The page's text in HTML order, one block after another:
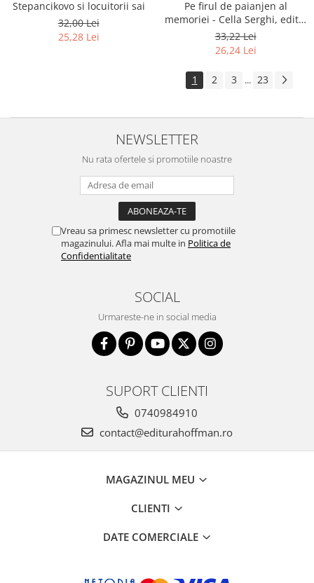
Stepancikovo si locuitorii sai
32,00 Lei
25,28 Lei
Pe firul de paianjen al
memoriei - Cella Serghi, editia
2020
33,22 Lei
26,24 Lei
1 2 3 ... 23
NEWSLETTER
Nu rata ofertele si promotiile noastre
Vreau sa primesc newsletter cu promotiile
magazinului. Afla mai multe in Politica de
Confidentialitate
SOCIAL
Urmareste-ne in social media
SUPORT CLIENTI
0740984910
contact@editurahoffman.ro
MAGAZINUL MEU
CLIENTI
DATE COMERCIALE